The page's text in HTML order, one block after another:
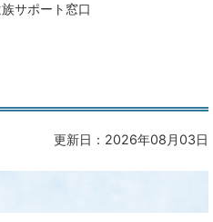
サポート窓口
更新日：2026年08月03日